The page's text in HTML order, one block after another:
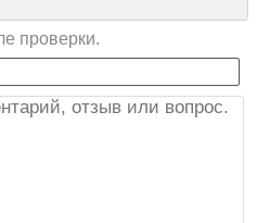
проверки.